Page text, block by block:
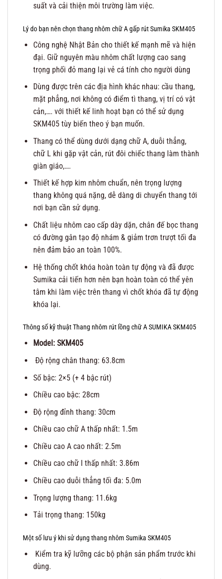
suất và cải thiện môi trường làm việc.
Lý do bạn nên chọn thang nhôm chữ A gấp rút Sumika SKM405
Công nghệ Nhật Bản cho thiết kế mạnh mẽ và hiện
đại. Giữ nguyên màu nhôm chất lượng cao sang
trọng phối đỏ mang lại vẻ cá tính cho người dùng
Dùng được trên các địa hình khác nhau: cầu thang,
mặt phẳng, nơi không có điểm tì thang, vị trí có vật
cản,…. với thiết kế linh hoạt bạn có thể sử dụng
SKM405 tùy biến theo ý bạn muốn.
Thang có thể dùng dưới dạng chữ A, duỗi thẳng,
chữ L khi gặp vật cản, rút đôi chiếc thang làm thành
giàn giáo,….
Thiết kế hợp kim nhôm chuẩn, nên trọng lượng
thang không quá nặng, dễ dàng di chuyển thang tới
nơi bạn cần sử dụng.
Chất liệu nhôm cao cấp dày dặn, chân đế bọc thang
có đường gân tạo độ nhám & giảm trơn trượt tối đa
nên đảm bảo an toàn 100%.
Hệ thống chốt khóa hoàn toàn tự động và đã được
Sumika cải tiến hơn nên bạn hoàn toàn có thể yên
tâm khi làm việc trên thang vì chốt khóa đã tự động
khóa lại.
Thông số kỹ thuật Thang nhôm rút lồng chữ A SUMIKA SKM405
Model: SKM405
Độ rộng chân thang: 63.8cm
Số bậc: 2×5 (+ 4 bậc rút)
Chiều cao bậc: 28cm
Độ rộng đỉnh thang: 30cm
Chiều cao chữ A thấp nhất: 1.5m
Chiều cao A cao nhất: 2.5m
Chiều cao chữ I thấp nhất: 3.86m
Chiều cao duỗi thẳng tối đa: 5.0m
Trọng lượng thang: 11.6kg
Tải trọng thang: 150kg
Một số lưu ý khi sử dụng thang nhôm Sumika SKM405
Kiểm tra kỹ lưỡng các bộ phận sản phẩm trước khi
dùng.